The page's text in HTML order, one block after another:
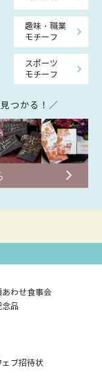
趣味・職業
モチーフ
スポーツ
モチーフ
つかる！／
あわせ食事会
念品
ェブ招待状